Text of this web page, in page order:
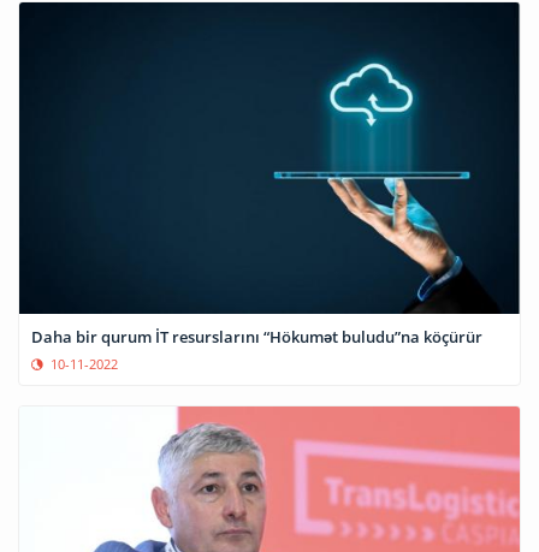
Daha bir qurum İT resurslarını “Hökumət buludu”na köçürür
10-11-2022